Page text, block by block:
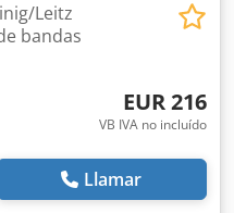
Leitz
bandas
EUR 216
VB IVA no incluído
Llamar